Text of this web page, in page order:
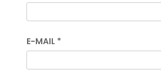
E-MAIL *